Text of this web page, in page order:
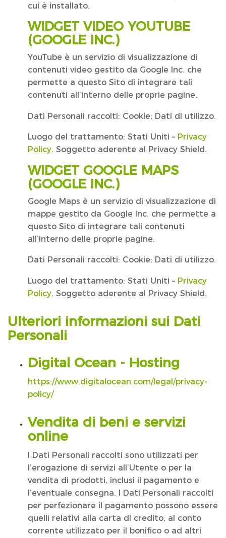
cui è installato.
WIDGET VIDEO YOUTUBE
(GOOGLE INC.)
YouTube è un servizio di visualizzazione di
contenuti video gestito da Google Inc. che
permette a questo Sito di integrare tali
contenuti all’interno delle proprie pagine.
Dati Personali raccolti: Cookie; Dati di utilizzo.
Luogo del trattamento: Stati Uniti – Privacy
Policy. Soggetto aderente al Privacy Shield.
WIDGET GOOGLE MAPS
(GOOGLE INC.)
Google Maps è un servizio di visualizzazione di
mappe gestito da Google Inc. che permette a
questo Sito di integrare tali contenuti
all’interno delle proprie pagine.
Dati Personali raccolti: Cookie; Dati di utilizzo.
Luogo del trattamento: Stati Uniti – Privacy
Policy. Soggetto aderente al Privacy Shield.
Ulteriori informazioni sui Dati
Personali
Digital Ocean - Hosting
https://www.digitalocean.com/legal/privacy-
policy/
Vendita di beni e servizi
online
I Dati Personali raccolti sono utilizzati per
l’erogazione di servizi all’Utente o per la
vendita di prodotti, inclusi il pagamento e
l’eventuale consegna. I Dati Personali raccolti
per perfezionare il pagamento possono essere
quelli relativi alla carta di credito, al conto
corrente utilizzato per il bonifico o ad altri